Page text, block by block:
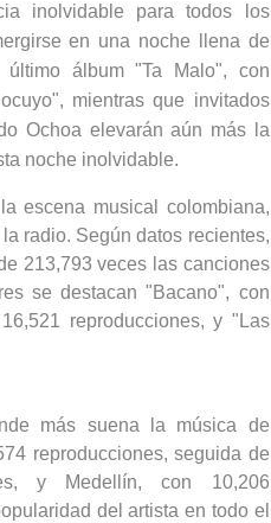
inolvidable para todos los
en una noche llena de
álbum "Ta Malo", con
mientras que invitados
Ochoa elevarán aún más la
noche inolvidable.
escena musical colombiana,
radio. Según datos recientes,
213,793 veces las canciones
se destacan " Bacano", con
reproducciones, y "Las
más suena la música de
reproducciones, seguida de
y Medellín, con 10,206
del artista en todo el